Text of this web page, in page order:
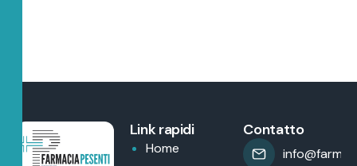
Link rapidi
Home
Contatto